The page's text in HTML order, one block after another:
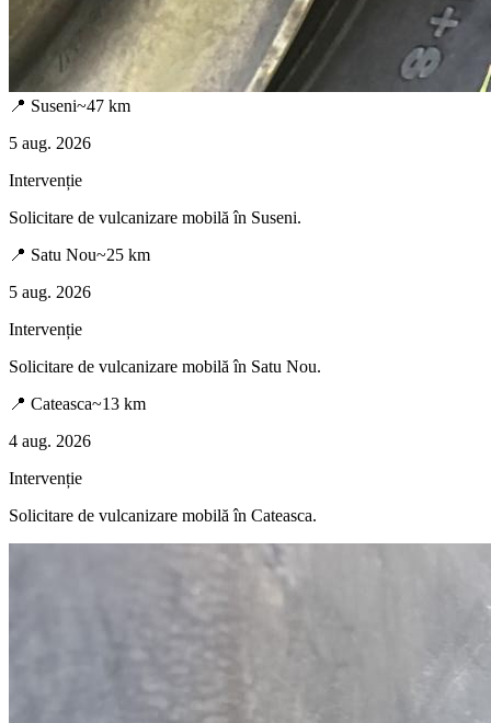
📍 Suseni~47 km
5 aug. 2026
Intervenție
Solicitare de vulcanizare mobilă în Suseni.
📍 Satu Nou~25 km
5 aug. 2026
Intervenție
Solicitare de vulcanizare mobilă în Satu Nou.
📍 Cateasca~13 km
4 aug. 2026
Intervenție
Solicitare de vulcanizare mobilă în Cateasca.